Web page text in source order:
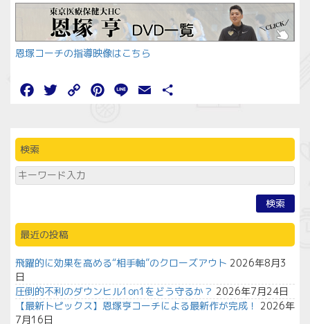
恩塚コーチの指導映像はこちら
FacebookTwitter
Copy
Link
Pinterest
Line Email
検索
検索
最近の投稿
飛躍的に効果を高める“相手軸”のクローズアウト 2026年8月3
日
圧倒的不利のダウンヒル1on1をどう守るか？ 2026年7月24日
【最新トピックス】恩塚亨コーチによる最新作が完成！ 2026年
7月16日